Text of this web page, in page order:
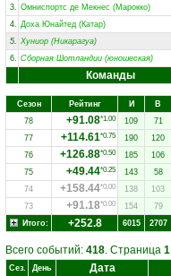
3. Омниспортc де Мекнес (Марокко)
4. Доха Юнайтед (Катар)
5. Хуниор (Никарагуа)
6. Сборная Шотландии (юношеская)
Команды
Сезон Рейтинг И В
78
+91.08*1.00 109 71
77
+114.61*0.75 190 120
76
+126.88*0.50 185 106
75
+49.44*0.25 143 58
74
+158.44*0.00 138 103
73
+91.18*0.00 154 79
Итого:
+252.8 6015 2707
Всего событий: 418. Страница 1
Сез. День Дата